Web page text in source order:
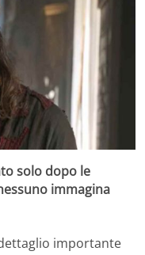
solo dopo le
immagina
importante